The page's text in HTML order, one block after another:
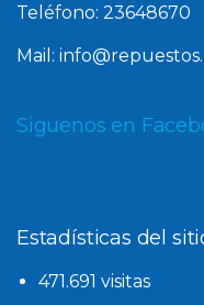
Teléfono: 23648670
Mail:
Siguenos en
Estadísticas del
471.691 visitas